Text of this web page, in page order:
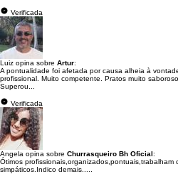
Verificada
Luiz opina sobre Artur:
A pontualidade foi afetada por causa alheia à
profissional. Muito competente. Pratos muito
Superou...
Verificada
Angela opina sobre Churrasqueiro Bh Oficial:
Ótimos profissionais,organizados,pontuais,trabalham
simpáticos.Indico demais.....